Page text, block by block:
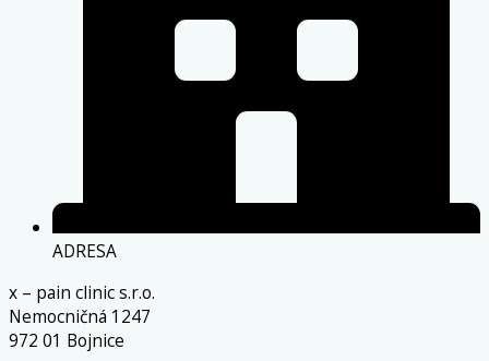
ADRESA
x – pain clinic s.r.o.
Nemocničná 1247
972 01 Bojnice